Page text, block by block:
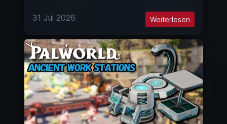
31 Jul 2026 Weiterlesen